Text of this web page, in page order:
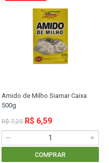
Amido de Milho Siamar Caixa
500g
R$ 7,25 R$ 6,59
COMPRAR